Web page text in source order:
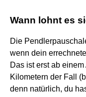
Wann lohnt es
Die
wenn dein
Das ist erst ab
Kilometern der Fall
denn natürlich, du